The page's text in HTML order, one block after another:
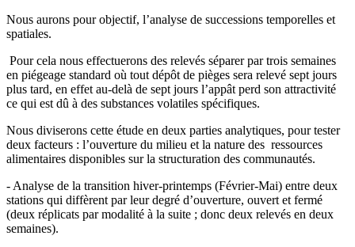
Nous aurons pour objectif, l’analyse de successions temporelles et
spatiales.
Pour cela nous effectuerons des relevés séparer par trois semaines
en piégeage standard où tout dépôt de pièges sera relevé sept jours
plus tard, en effet au-delà de sept jours l’appât perd son attractivité
ce qui est dû à des substances volatiles spécifiques.
Nous diviserons cette étude en deux parties analytiques, pour tester
deux facteurs : l’ouverture du milieu et la nature des ressources
alimentaires disponibles sur la structuration des communautés.
- Analyse de la transition hiver-printemps (Février-Mai) entre deux
stations qui diffèrent par leur degré d’ouverture, ouvert et fermé
(deux réplicats par modalité à la suite ; donc deux relevés en deux
semaines).